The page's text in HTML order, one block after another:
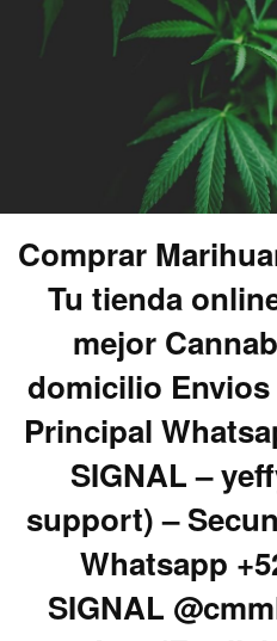
Comprar
Tu tienda
mejor
domicilio
Principal
SIGNAL –
support) –
Whatsapp
SIGNAL